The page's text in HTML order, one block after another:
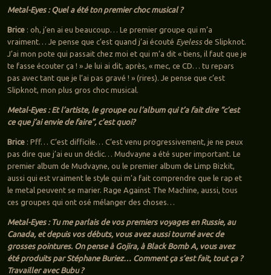
Metal-Eyes : Quel a été ton premier choc musical ?
Brice : oh, j’en ai eu beaucoup… Le premier groupe qui m’a
vraiment… Je pense que c’est quand j’ai écouté Eyelessde Slipknot.
J’ai mon pote qui passait chez moi et qui m’a dit « tiens, il faut que je
te fasse écouter ça ! » Je lui ai dit, après, « mec, ce CD… tu repars
pas avec tant que je l’ai pas gravé ! » (rires). Je pense que c’est
Slipknot, mon plus gros choc musical.
Metal-Eyes : Et l’artiste, le groupe ou l’album qui t’a fait dire “c’est
ce que j’ai envie de faire”, c’est quoi?
Brice : Pff… C’est difficile… C’est venu progressivement, je ne peux
pas dire que j’ai eu un déclic… Mudvayne a été super important. Le
premier album de Mudvayne, ou le premier album de Limp Bizkit,
aussi qui est vraiment le style qui m’a fait comprendre que le rap et
le metal peuvent se marier. Rage Against The Machine, aussi, tous
ces groupes qui ont osé mélanger des choses…
Metal-Eyes : Tu me parlais de vos premiers voyages en Russie, au
Canada, et depuis vos débuts, vous avez aussi tourné avec de
grosses pointures. On pense à Gojira, à Black Bomb A, vous avez
été produits par Stéphane Buriez… Comment ça s’est fait, tout ça ?
Travailler avec Bubu ?